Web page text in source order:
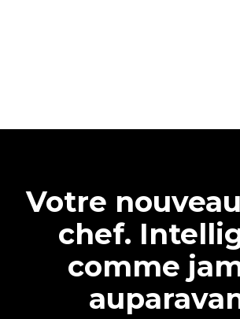
Votre
chef.
comme